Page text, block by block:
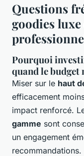
Questions
goodies
Pourquoi
quand le
Miser sur le haut
efficacement
impact renforcé.
gamme sont
un engagement
recommandations.